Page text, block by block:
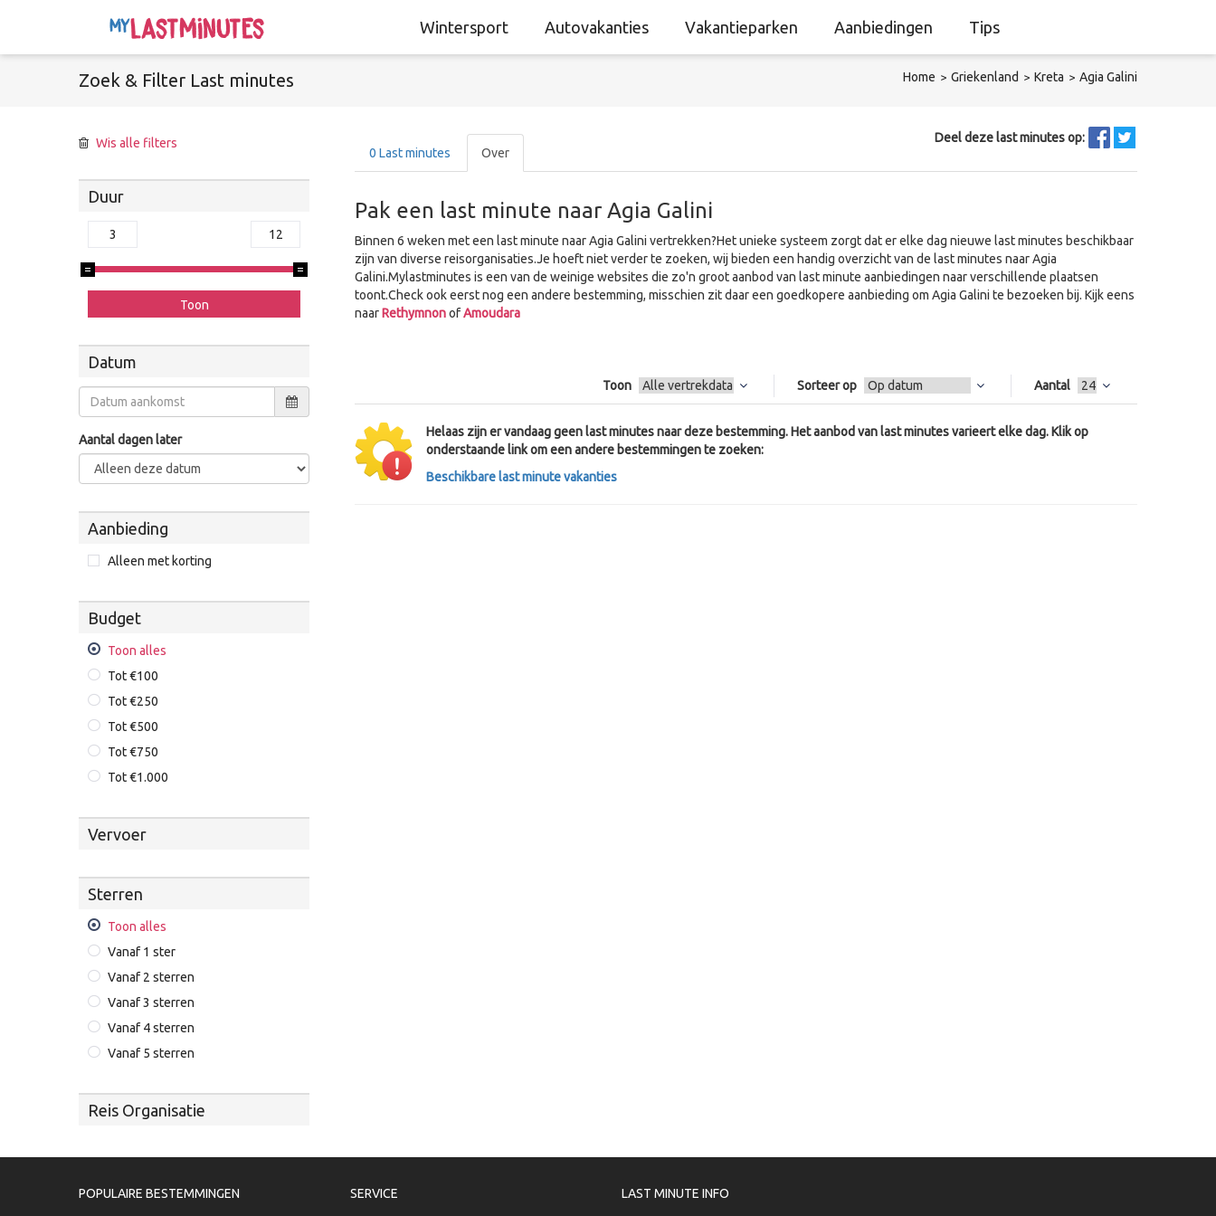
Wintersport Autovakanties Vakantieparken Aanbiedingen Tips
Zoek & Filter Last minutes Home Griekenland Kreta Agia Galini
Deel deze last minutes op:
0 Last minutes Over
Pak een last minute naar Agia Galini
Binnen 6 weken met een last minute naar Agia Galini vertrekken?Het unieke systeem zorgt dat er elke dag nieuwe last minutes beschikbaar
zijn van diverse reisorganisaties.Je hoeft niet verder te zoeken, wij bieden een handig overzicht van de last minutes naar Agia
Galini.Mylastminutes is een van de weinige websites die zo'n groot aanbod van last minute aanbiedingen naar verschillende plaatsen
toont.Check ook eerst nog een andere bestemming, misschien zit daar een goedkopere aanbieding om Agia Galini te bezoeken bij. Kijk eens
naarRethymnonofAmoudara
Toon Sorteer op Aantal
Helaas zijn er vandaag geen last minutes naar deze bestemming. Het aanbod van last minutes varieert elke dag. Klik op
onderstaande link om een andere bestemmingen te zoeken:
Beschikbare last minute vakanties
Wis alle filters
Duur
Datum
Aantal dagen later
Aanbieding
Alleen met korting
Budget
Toon alles
Tot €100
Tot €250
Tot €500
Tot €750
Tot €1.000
Vervoer
Sterren
Toon alles
Vanaf 1 ster
Vanaf 2 sterren
Vanaf 3 sterren
Vanaf 4 sterren
Vanaf 5 sterren
Reis Organisatie
POPULAIRE BESTEMMINGEN SERVICE LAST MINUTE INFO